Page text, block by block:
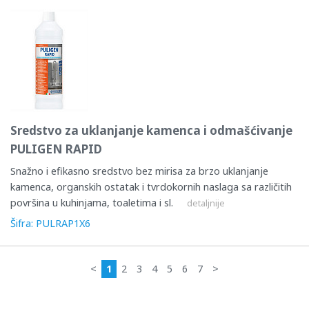
Sredstvo za uklanjanje kamenca i odmašćivanje
PULIGEN RAPID
Snažno i efikasno sredstvo bez mirisa za brzo uklanjanje
kamenca, organskih ostatak i tvrdokornih naslaga sa različitih
površina u kuhinjama, toaletima i sl.
detaljnije
Šifra: PULRAP1X6
< 1 2 3 4 5 6 7 >